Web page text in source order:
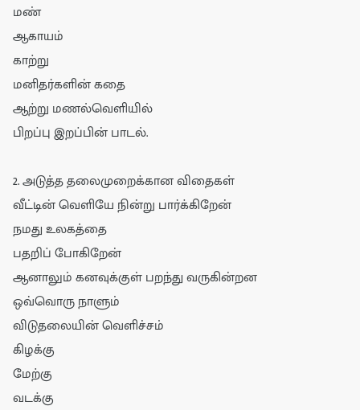
மண்
ஆகாயம்
காற்று
மனிதர்களின் கதை
ஆற்று மணல்வெளியில்
பிறப்பு இறப்பின் பாடல்.
2. அடுத்த தலைமுறைக்கான விதைகள்
வீட்டின் வெளியே நின்று பார்க்கிறேன்
நமது உலகத்தை
பதறிப் போகிறேன்
ஆனாலும் கனவுக்குள் பறந்து வருகின்றன
ஒவ்வொரு நாளும்
விடுதலையின் வெளிச்சம்
கிழக்கு
மேற்கு
வடக்கு